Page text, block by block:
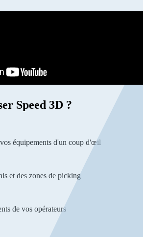
Speed 3D ?
équipements d'un coup d'œil
et des zones de picking
de vos opérateurs